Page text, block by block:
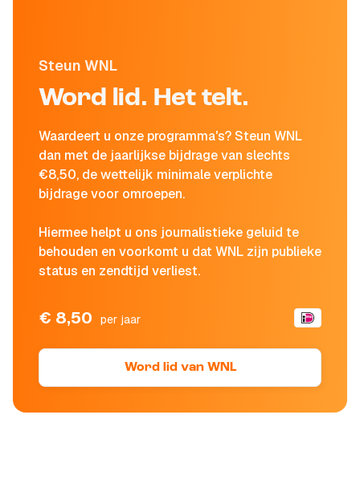
Steun WNL
Word lid. Het telt.
Waardeert u onze programma's? Steun WNL
dan met de jaarlijkse bijdrage van slechts
€8,50, de wettelijk minimale verplichte
bijdrage voor omroepen.
Hiermee helpt u ons journalistieke geluid te
behouden en voorkomt u dat WNL zijn publieke
status en zendtijd verliest.
€ 8,50 per jaar
Word lid van WNL